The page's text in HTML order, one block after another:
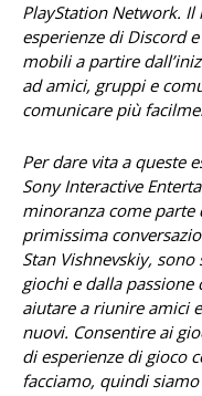
PlayStation Network.
esperienze di Discord
mobili a partire
ad amici, gruppi e
comunicare più
Per dare vita a queste
Sony Interactive
minoranza come parte
primissima
Stan Vishnevskiy,
giochi e dalla
aiutare a riunire amici
nuovi. Consentire ai
di esperienze di gioco
facciamo, quindi